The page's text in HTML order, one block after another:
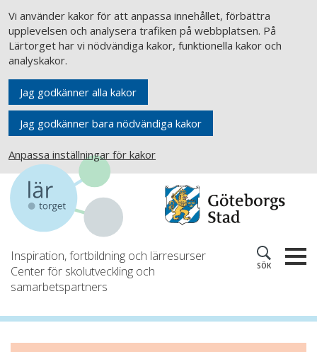
Vi använder kakor för att anpassa innehållet, förbättra
upplevelsen och analysera trafiken på webbplatsen. På
Lärtorget har vi nödvändiga kakor, funktionella kakor och
analyskakor.
Jag godkänner alla kakor
Jag godkänner bara nödvändiga kakor
Anpassa inställningar för kakor
Inspiration, fortbildning och lärresurser
Center för skolutveckling och
samarbetspartners
SÖK